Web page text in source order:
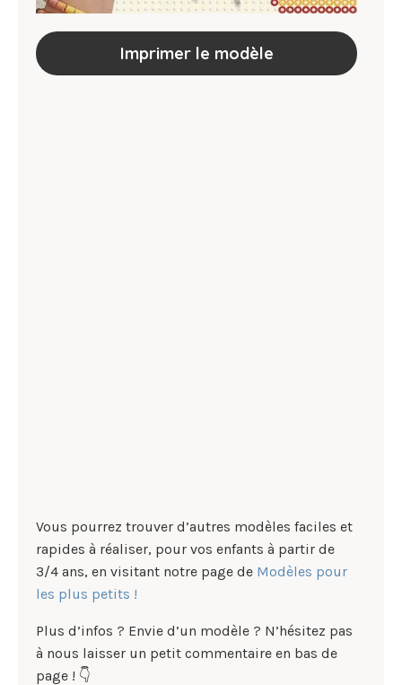
Imprimer le modèle
Vous pourrez trouver d’autres modèles faciles et
rapides à réaliser, pour vos enfants à partir de
3/4 ans, en visitant notre page de Modèles pour
les plus petits !
Plus d’infos ? Envie d’un modèle ? N’hésitez pas
à nous laisser un petit commentaire en bas de
page ! 👇